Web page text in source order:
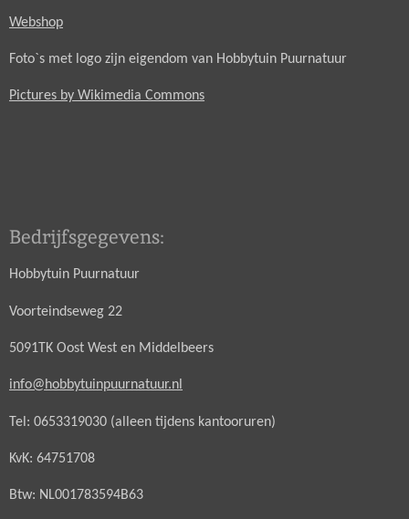
Webshop
Foto`s met logo zijn eigendom van Hobbytuin Puurnatuur
Pictures by Wikimedia Commons
Bedrijfsgegevens:
Hobbytuin Puurnatuur
Voorteindseweg 22
5091TK Oost West en Middelbeers
info@hobbytuinpuurnatuur.nl
Tel: 0653319030 (alleen tijdens kantooruren)
KvK: 64751708
Btw: NL001783594B63